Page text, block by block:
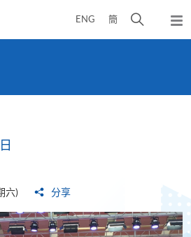
ENG 簡
開
彈
出
六) 分享